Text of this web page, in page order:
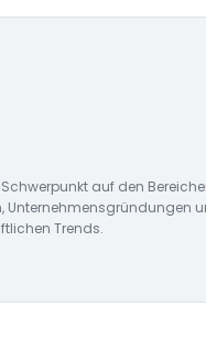
auf den
Trends.